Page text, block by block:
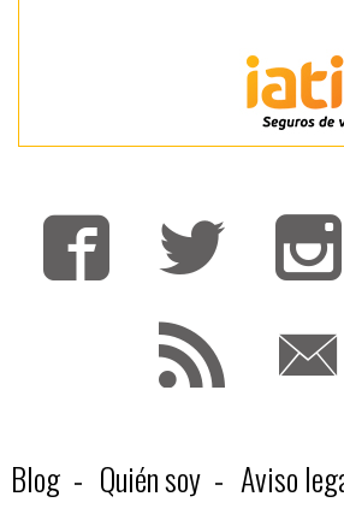
Blog Quién soy Aviso